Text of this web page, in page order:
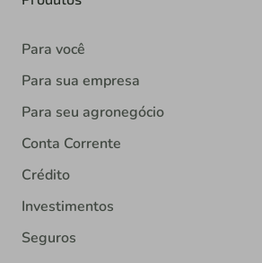
Para você
Para sua empresa
Para seu agronegócio
Conta Corrente
Crédito
Investimentos
Seguros